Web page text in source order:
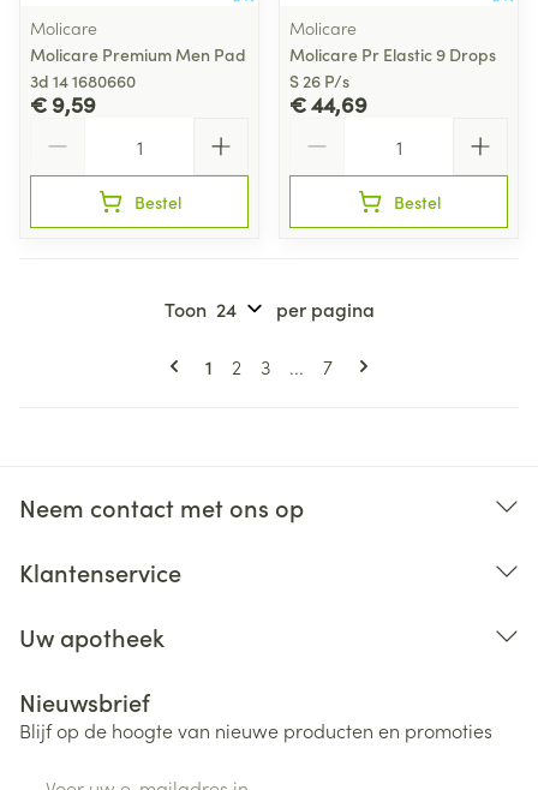
Molicare
Molicare Premium Men Pad
3d 14 1680660
€ 9,59
Bestel
Molicare
Molicare Pr Elastic 9 Drops
S 26 P/s
€ 44,69
Bestel
Pagina's
U lees momenteel pagina
1 Pagina
2 Pagina
3 ... Pagina
7
Toon per pagina
Neem contact met ons op
Klantenservice
Uw apotheek
Nieuwsbrief
Blijf op de hoogte van nieuwe producten en promoties